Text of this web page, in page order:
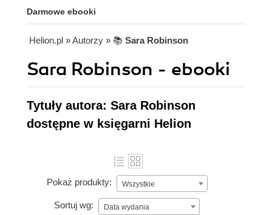
Darmowe ebooki
Helion.pl » Autorzy » 📚 Sara Robinson
Sara Robinson - ebooki
Tytuły autora: Sara Robinson
dostępne w księgarni Helion
Pokaż produkty: Wszystkie
Sortuj wg: Data wydania